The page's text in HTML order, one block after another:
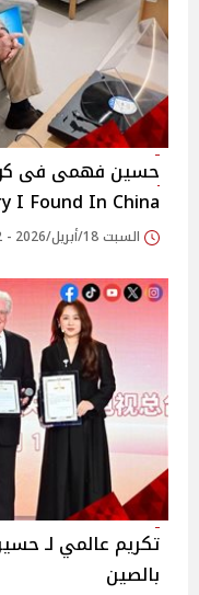
حسين فهمى فى
I Found In China
السبت 18/أبريل/2026 - 07:02 م
تكريم عالمي لـ
بالصين